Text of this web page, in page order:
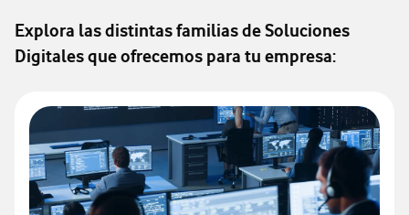
Explora las distintas familias de Soluciones
Digitales que ofrecemos para tu empresa: